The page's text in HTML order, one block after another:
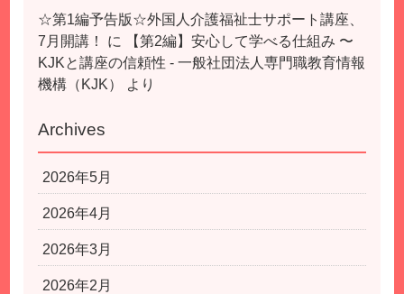
☆第1編予告版☆外国人介護福祉士サポート講座、
7月開講！
に
【第2編】安心して学べる仕組み 〜
KJKと講座の信頼性 - 一般社団法人専門職教育情報
機構（KJK）
より
Archives
2026年5月
2026年4月
2026年3月
2026年2月